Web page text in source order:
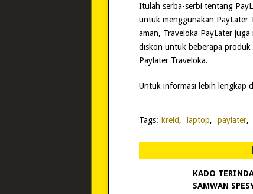
Itulah serba-serbi tentang
untuk menggunakan PayLater
aman, Traveloka PayLater
diskon untuk beberapa
Paylater Traveloka.
Untuk informasi lebih lengkap
Tags: kreid, laptop, paylater,
KADO
SAMWAN